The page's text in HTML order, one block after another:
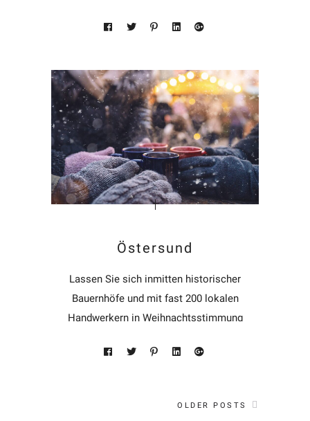
Östersund
Lassen Sie sich inmitten historischer
Bauernhöfe und mit fast 200 lokalen
Handwerkern in Weihnachtsstimmung
OLDER POSTS